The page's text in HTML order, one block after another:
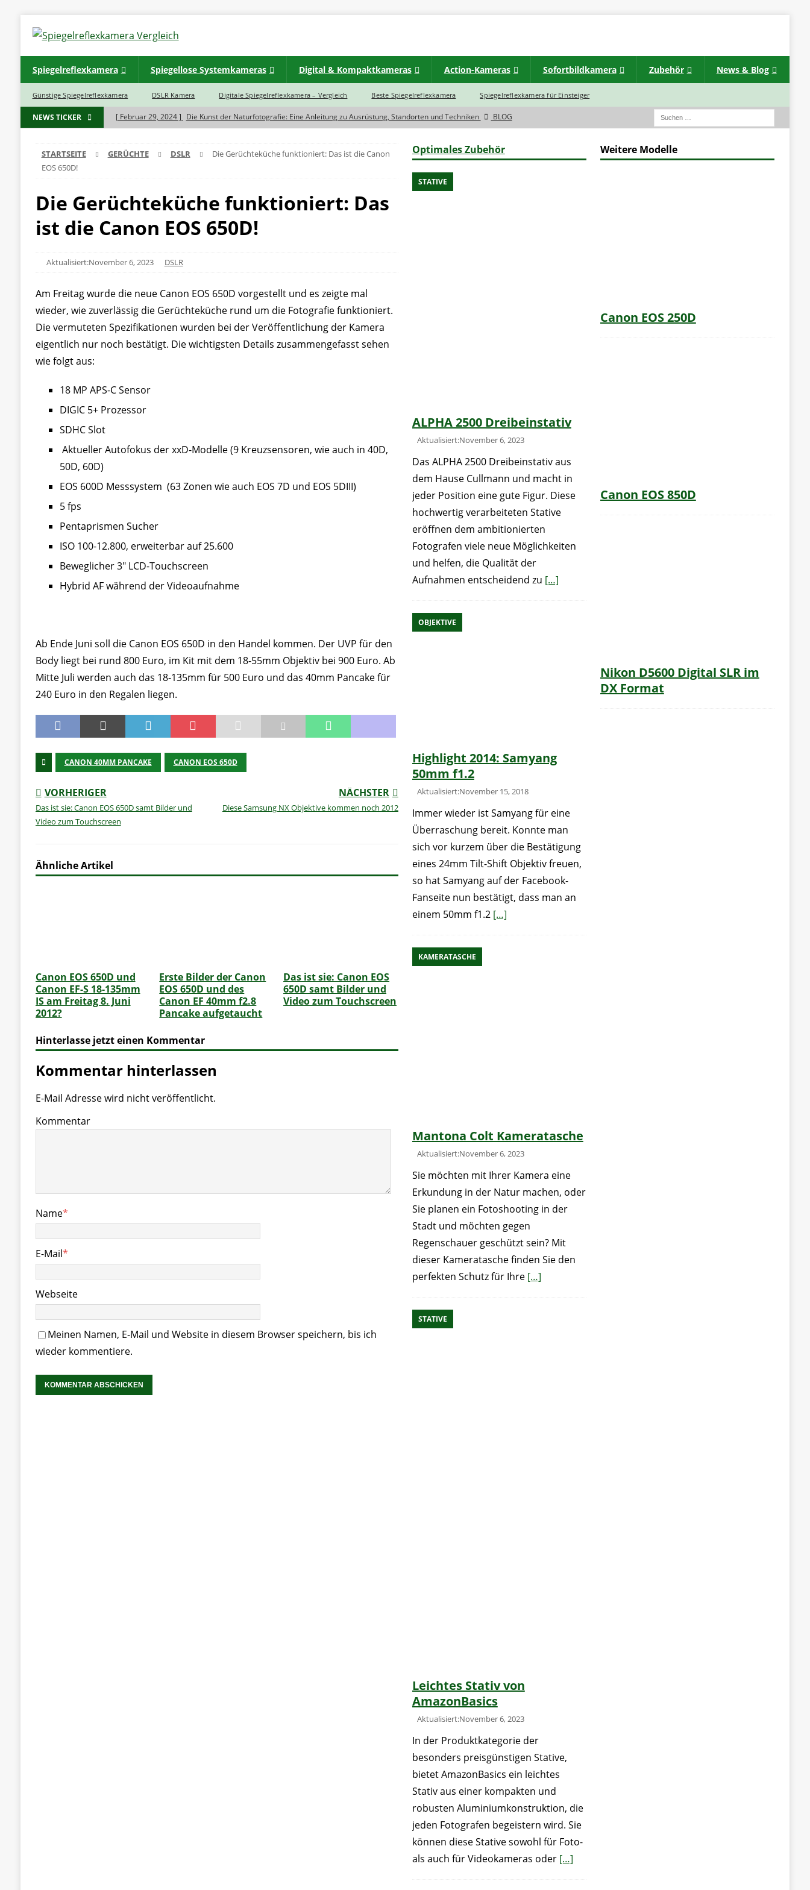
Spiegelreflexkamera Spiegellose Systemkameras Digital & Kompaktkameras Action-Kameras Sofortbildkamera Zubehör News & Blog
Günstige Spiegelreflexkamera DSLR Kamera Digitale Spiegelreflexkamera – Vergleich Beste Spiegelreflexkamera Spiegelreflexkamera für Einsteiger
NEWS TICKER [ Februar 29, 2024 ] Die Kunst der Naturfotografie: Eine Anleitung zu Ausrüstung, Standorten und Techniken
BLOG
BLOG
BLOG
[ November 5, 2023 ] INSTAX SQ 6 EX D Sofortbildkamera
INSTAX
[ November 5, 2023 ]
INSTAX Mini 40 Black
STARTSEITE GERÜCHTE DSLR
Die Gerüchteküche funktioniert: Das ist die Canon
EOS 650D!
Die Gerüchteküche funktioniert: Das
ist die Canon EOS 650D!
Aktualisiert:November 6, 2023 DSLR
Am Freitag wurde die neue Canon EOS 650D vorgestellt und es zeigte mal
wieder, wie zuverlässig die Gerüchteküche rund um die Fotografie funktioniert.
Die vermuteten Spezifikationen wurden bei der Veröffentlichung der Kamera
eigentlich nur noch bestätigt. Die wichtigsten Details zusammengefasst sehen
wie folgt aus:
18 MP APS-C Sensor
DIGIC 5+ Prozessor
SDHC Slot
Aktueller Autofokus der xxD-Modelle (9 Kreuzsensoren, wie auch in 40D,
50D, 60D)
EOS 600D Messsystem (63 Zonen wie auch EOS 7D und EOS 5DIII)
5 fps
Pentaprismen Sucher
ISO 100-12.800, erweiterbar auf 25.600
Beweglicher 3″ LCD-Touchscreen
Hybrid AF während der Videoaufnahme
Ab Ende Juni soll die Canon EOS 650D in den Handel kommen. Der UVP für den
Body liegt bei rund 800 Euro, im Kit mit dem 18-55mm Objektiv bei 900 Euro. Ab
Mitte Juli werden auch das 18-135mm für 500 Euro und das 40mm Pancake für
240 Euro in den Regalen liegen.
CANON 40MM PANCAKE CANON EOS 650D
VORHERIGER
Das ist sie: Canon EOS 650D samt Bilder und
Video zum Touchscreen
NÄCHSTER
Diese Samsung NX Objektive kommen noch 2012
Ähnliche Artikel
Canon EOS 650D und
Canon EF-S 18-135mm
IS am Freitag 8. Juni
2012?
Erste Bilder der Canon
EOS 650D und des
Canon EF 40mm f2.8
Pancake aufgetaucht
Das ist sie: Canon EOS
650D samt Bilder und
Video zum Touchscreen
Hinterlasse jetzt einen Kommentar
Kommentar hinterlassen
E-Mail Adresse wird nicht veröffentlicht.
Kommentar
Name*
E-Mail*
Webseite
Meinen Namen, E-Mail und Website in diesem Browser speichern, bis ich
wieder kommentiere.
Optimales Zubehör
ALPHA 2500 Dreibeinstativ
STATIVE
Aktualisiert:November 6, 2023
Das ALPHA 2500 Dreibeinstativ aus
dem Hause Cullmann und macht in
jeder Position eine gute Figur. Diese
hochwertig verarbeiteten Stative
eröffnen dem ambitionierten
Fotografen viele neue Möglichkeiten
und helfen, die Qualität der
Aufnahmen entscheidend zu […]
Highlight 2014: Samyang
50mm f1.2
OBJEKTIVE
Aktualisiert:November 15, 2018
Immer wieder ist Samyang für eine
Überraschung bereit. Konnte man
sich vor kurzem über die Bestätigung
eines 24mm Tilt-Shift Objektiv freuen,
so hat Samyang auf der Facebook-
Fanseite nun bestätigt, dass man an
einem 50mm f1.2 […]
Mantona Colt Kameratasche
KAMERATASCHE
Aktualisiert:November 6, 2023
Sie möchten mit Ihrer Kamera eine
Erkundung in der Natur machen, oder
Sie planen ein Fotoshooting in der
Stadt und möchten gegen
Regenschauer geschützt sein? Mit
dieser Kameratasche finden Sie den
perfekten Schutz für Ihre […]
Leichtes Stativ von
AmazonBasics
STATIVE
Aktualisiert:November 6, 2023
In der Produktkategorie der
besonders preisgünstigen Stative,
bietet AmazonBasics ein leichtes
Stativ aus einer kompakten und
robusten Aluminiumkonstruktion, die
jeden Fotografen begeistern wird. Sie
können diese Stative sowohl für Foto-
als auch für Videokameras oder […]
Weitere Modelle
Canon EOS 250D
Canon EOS 850D
Nikon D5600 Digital SLR im
DX Format